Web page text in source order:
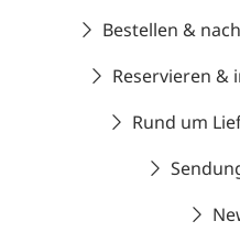
Bestellen &
Reservieren &
Rund um